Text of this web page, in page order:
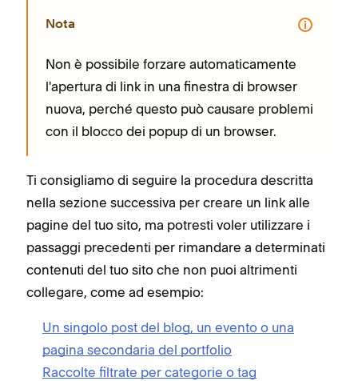
Nota
Non è possibile forzare automaticamente
l'apertura di link in una finestra di browser
nuova, perché questo può causare problemi
con il blocco dei popup di un browser.
Ti consigliamo di seguire la procedura descritta
nella sezione successiva per creare un link alle
pagine del tuo sito, ma potresti voler utilizzare i
passaggi precedenti per rimandare a determinati
contenuti del tuo sito che non puoi altrimenti
collegare, come ad esempio:
Un singolo post del blog, un evento o una
pagina secondaria del portfolio
Raccolte filtrate per categorie o tag